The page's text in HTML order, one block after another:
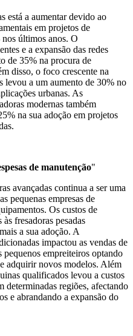
está a aumentar devido ao
em projetos de
últimos anos. O
e a expansão das redes
de 35% na procura de
disso, o foco crescente na
levou a um aumento de 30% no
urbanas. As
modernas também
na sua adoção em projetos
de manutenção"
avançadas continua a ser uma
pequenas empresas de
Os custos de
fresadoras pesadas
a sua adoção. A
impactou as vendas de
empreiteiros optando
adquirir novos modelos. Além
qualificados levou a custos
determinadas regiões, afectando
e abrandando a expansão do